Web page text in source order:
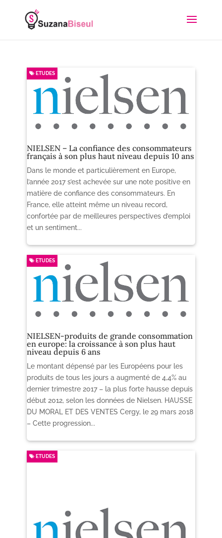
NIELSEN – La confiance des consommateurs
français à son plus haut niveau depuis 10 ans
ETUDES
Dans le monde et particulièrement en Europe,
l’année 2017 s’est achevée sur une note positive en
matière de confiance des consommateurs. En
France, elle atteint même un niveau record,
confortée par de meilleures perspectives d’emploi
et un sentiment...
NIELSEN-produits de grande consommation
en europe: la croissance à son plus haut
niveau depuis 6 ans
ETUDES
Le montant dépensé par les Européens pour les
produits de tous les jours a augmenté de 4,4% au
dernier trimestre 2017 – la plus forte hausse depuis
début 2012, selon les données de Nielsen. HAUSSE
DU MORAL ET DES VENTES Cergy, le 29 mars 2018
– Cette progression...
ETUDES